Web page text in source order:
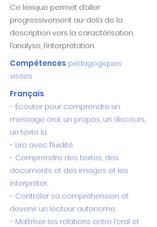
Ce lexique permet d’aller
progressivement au-delà de la
description vers la caractérisation,
l’analyse, l’interprétation.
Compétences pédagogiques
visées
Français
- Écouter pour comprendre un
message oral, un propos, un discours,
un texte lu.
- Lire avec fluidité.
- Comprendre des textes, des
documents et des images et les
interpréter.
- Contrôler sa compréhension et
devenir un lecteur autonome.
- Maîtriser les relations entre l’oral et